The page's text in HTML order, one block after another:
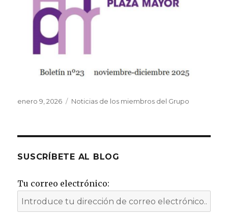
Publicado
enero 9, 2026 Categorías
Noticias de los miembros del Grupo
SUSCRÍBETE AL BLOG
Tu correo electrónico: